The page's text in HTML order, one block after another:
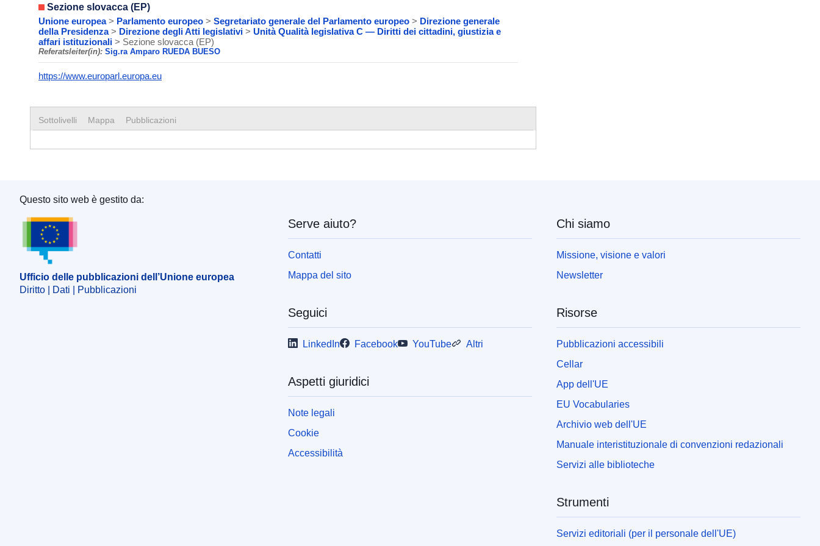
Sezione slovacca (EP)
Unione europea> Parlamento europeo > Segretariato generale del Parlamento europeo > Direzione generale
della Presidenza> Direzione degli Atti legislativi > Unità Qualità legislativa C — Diritti dei cittadini, giustizia e
affari istituzionali > Sezione slovacca (EP)
Referatsleiter(in): Sig.ra Amparo RUEDA BUESO
https://www.europarl.europa.eu
Sottolivelli Mappa Pubblicazioni
Ufficio delle pubblicazioni dell’Unione europea
Questo sito web è gestito da:
Ufficio delle pubblicazioni dell’Unione europea
Diritto | Dati | Pubblicazioni
Serve aiuto?
Contatti
Mappa del sito
Seguici
LinkedIn Facebook YouTube Altri
Aspetti giuridici
Note legali
Cookie
Accessibilità
Chi siamo
Missione, visione e valori
Newsletter
Risorse
Pubblicazioni accessibili
Cellar
App dell'UE
EU Vocabularies
Archivio web dell'UE
Manuale interistituzionale di convenzioni redazionali
Servizi alle biblioteche
Strumenti
Servizi editoriali (per il personale dell'UE)